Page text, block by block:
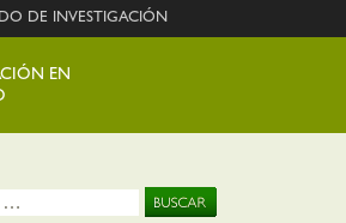
DE INVESTIGACIÓN
EN